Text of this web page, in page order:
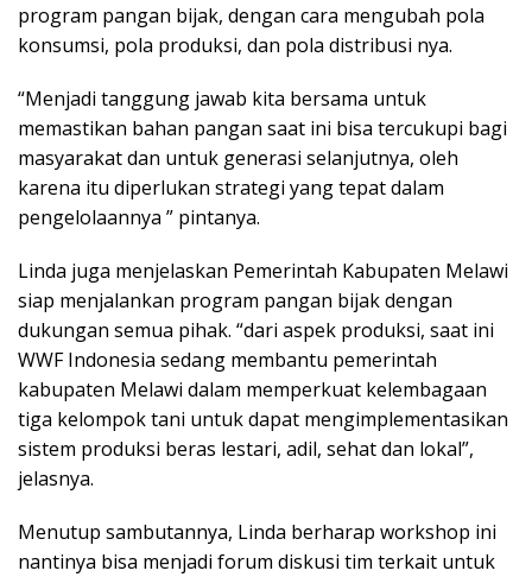
program pangan bijak, dengan cara mengubah pola
konsumsi, pola produksi, dan pola distribusi nya.
“Menjadi tanggung jawab kita bersama untuk
memastikan bahan pangan saat ini bisa tercukupi bagi
masyarakat dan untuk generasi selanjutnya, oleh
karena itu diperlukan strategi yang tepat dalam
pengelolaannya ” pintanya.
Linda juga menjelaskan Pemerintah Kabupaten Melawi
siap menjalankan program pangan bijak dengan
dukungan semua pihak. “dari aspek produksi, saat ini
WWF Indonesia sedang membantu pemerintah
kabupaten Melawi dalam memperkuat kelembagaan
tiga kelompok tani untuk dapat mengimplementasikan
sistem produksi beras lestari, adil, sehat dan lokal”,
jelasnya.
Menutup sambutannya, Linda berharap workshop ini
nantinya bisa menjadi forum diskusi tim terkait untuk